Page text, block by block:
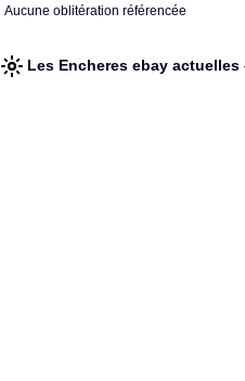
Aucune oblitération référencée
Les Encheres ebay actuelles